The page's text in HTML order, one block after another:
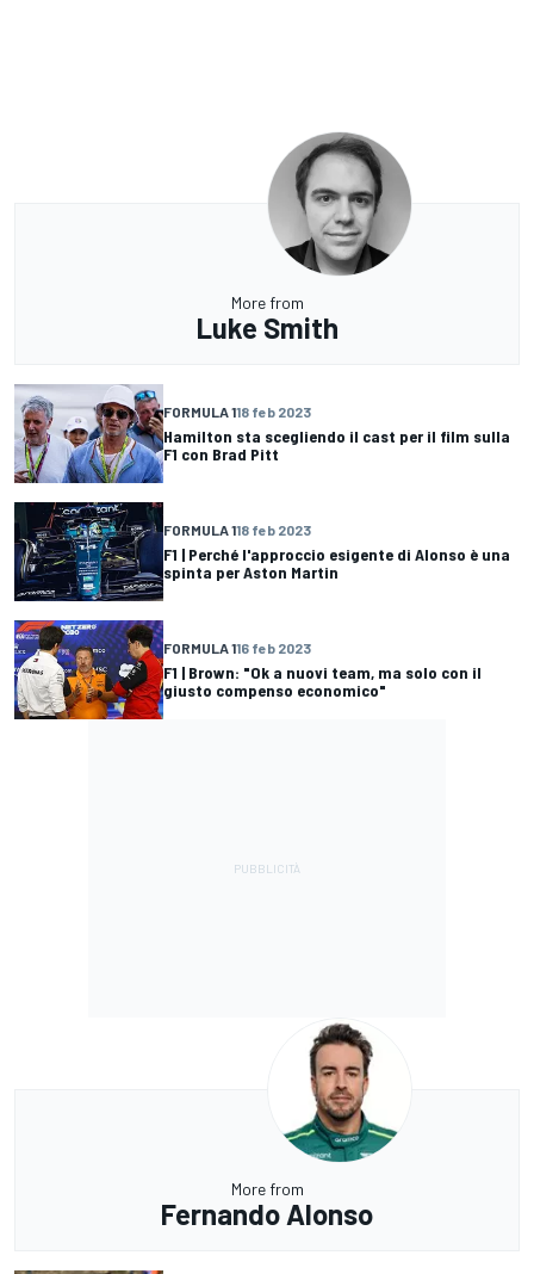
More from
Luke Smith
FORMULA 118 feb 2023
Hamilton sta scegliendo il cast per il film sulla
F1 con Brad Pitt
FORMULA 118 feb 2023
F1 | Perché l'approccio esigente di Alonso è una
spinta per Aston Martin
FORMULA 116 feb 2023
F1 | Brown: "Ok a nuovi team, ma solo con il
giusto compenso economico"
More from
Fernando Alonso